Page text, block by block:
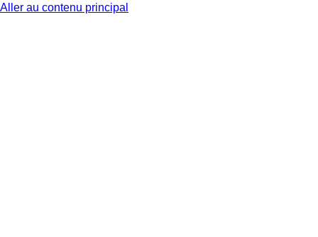
Aller au contenu principal